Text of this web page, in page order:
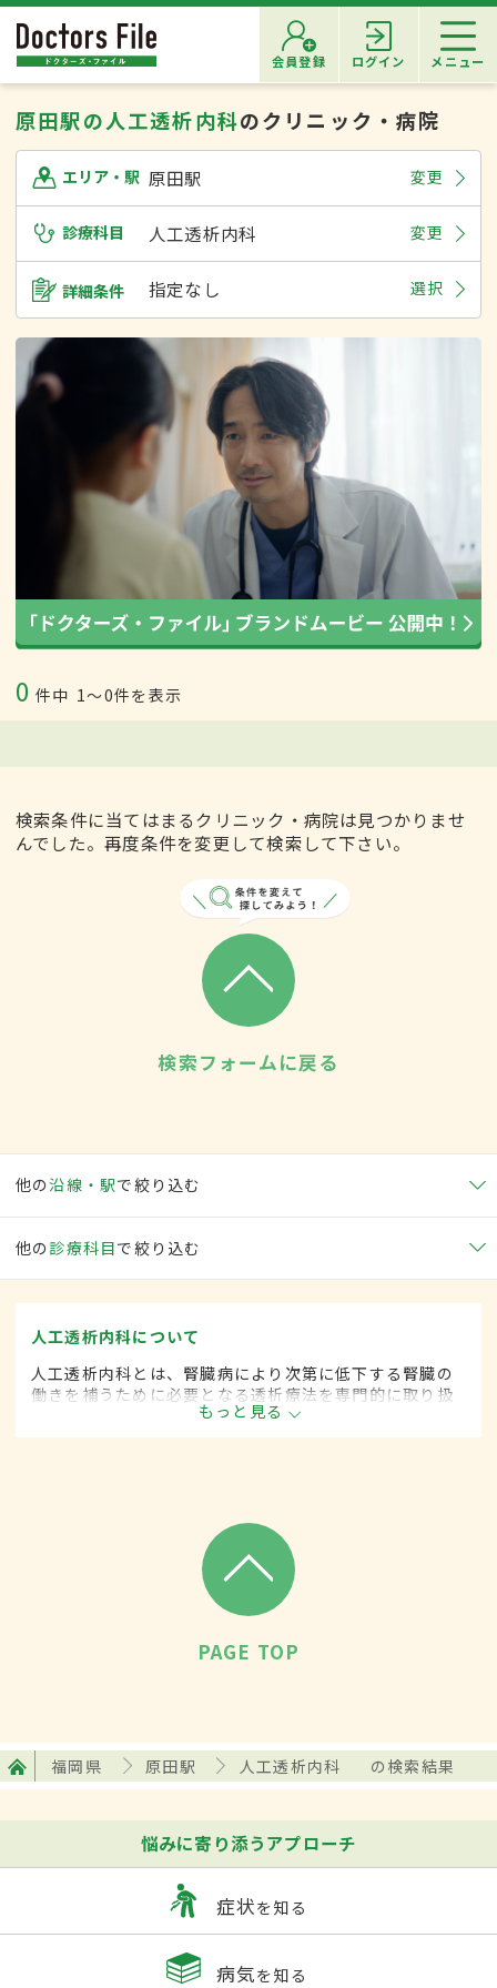
会員登録 ログイン メニュー
原田駅の人工透析内科のクリニック・病院
エリア・駅 原田駅 変更
診療科目 人工透析内科 変更
詳細条件 指定なし 選択
0 件中 1〜0件を表示
検索条件に当てはまるクリニック・病院は見つかりませ
んでした。再度条件を変更して検索して下さい。
検索フォームに戻る
他の沿線・駅で絞り込む
他の 診療科目で絞り込む
人工透析内科について
人工透析内科とは、腎臓病により次第に低下する腎臓の
働きを補うために必要となる透析療法を専門的に取り扱
もっと見る
PAGE TOP
福岡県 原田駅 人工透析内科 の検索結果
悩みに寄り添うアプローチ
症状を知る
病気を知る